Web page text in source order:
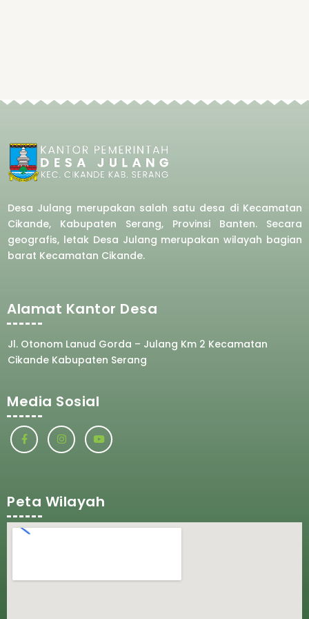
Desa Julang merupakan salah satu desa di Kecamatan
Cikande, Kabupaten Serang, Provinsi Banten. Secara
geografis, letak Desa Julang merupakan wilayah bagian
barat Kecamatan Cikande.
Alamat Kantor Desa
Jl. Otonom Lanud Gorda – Julang Km 2 Kecamatan
Cikande Kabupaten Serang
Media Sosial
Peta Wilayah